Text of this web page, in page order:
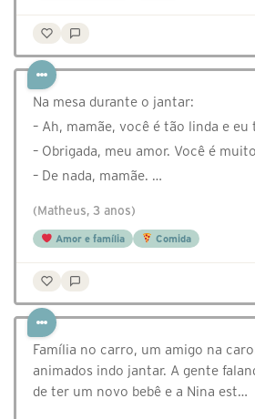
Na mesa durante o jantar:
– Ah, mamãe, você é tão linda e eu
– Obrigada, meu amor. Você é
– De nada, mamãe. …
(Matheus, 3 anos)
Amor e família Comida
Família no carro, um amigo na
animados indo jantar. A gente
de ter um novo bebê e a Nina est…